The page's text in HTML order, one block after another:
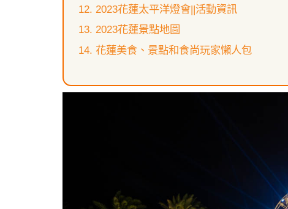
2023花蓮太平洋燈會||活動資訊
2023花蓮景點地圖
花蓮美食、景點和食尚玩家懶人包